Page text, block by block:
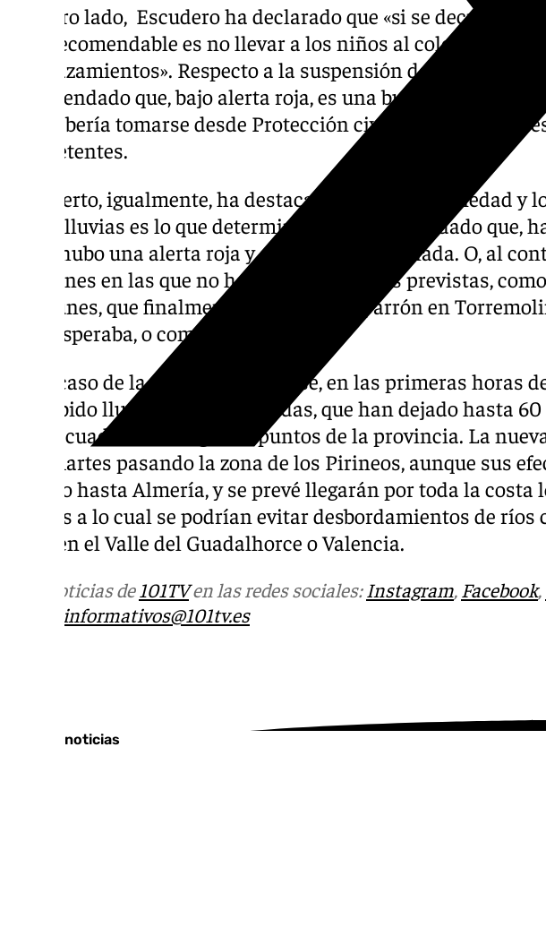
Por otro lado, Escudero ha declarado que «si se decreta la
más recomendable es no llevar a los niños al colegio y evitar
desplazamientos». Respecto a la suspensión de clases,
recomendado que, bajo alerta roja, es una buena medida de
que debería tomarse desde Protección civil y las
competentes.
El experto, igualmente, ha destacado que la aleatoriedad y
de las lluvias es lo que determina todo. Ha recordado que,
años, hubo una alerta roja y al final no llovió nada. O, al
ocasiones en las que no hay precipitaciones previstas,
este lunes, que finalmente «cayó un chaparrón en
se lo esperaba, o como en Almería».
En el caso de la capital almeriense, en las primeras horas
ha habido lluvias muy localizadas, que han dejado hasta
metro cuadrado en algunos puntos de la provincia. La
este martes pasando la zona de los Pirineos, aunque sus
llegado hasta Almería, y se prevé llegarán por toda la costa
gracias a lo cual se podrían evitar desbordamientos de ríos
hubo en el Valle del Guadalhorce o Valencia.
Más noticias de 101TVen las redes sociales: Instagram, Facebook,
informativos@101tv.es
Últimas noticias